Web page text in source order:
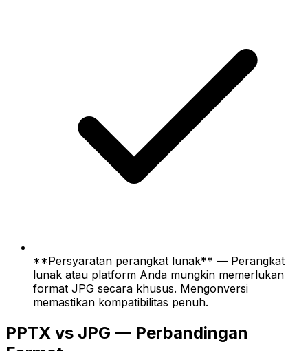
**Persyaratan perangkat lunak** — Perangkat
lunak atau platform Anda mungkin memerlukan
format JPG secara khusus. Mengonversi
memastikan kompatibilitas penuh.
PPTX vs JPG — Perbandingan